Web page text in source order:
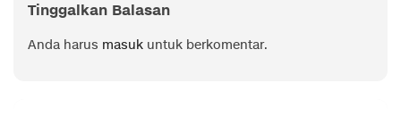
Tinggalkan Balasan
Anda harus masuk untuk berkomentar.